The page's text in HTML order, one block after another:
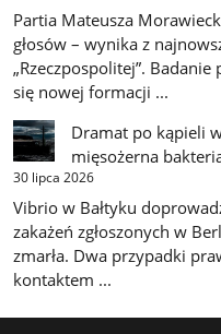
Partia Mateusza
głosów – wynika z
„Rzeczpospolitej”.
się nowej formacji ...
Dramat po kąpieli
mięsożerna
30 lipca 2026
Vibrio w Bałtyku
zakażeń zgłoszonych w
zmarła. Dwa przypadki
kontaktem ...